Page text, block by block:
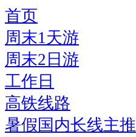
首页
周末1天游
周末2日游
工作日
高铁线路
暑假国内长线主推